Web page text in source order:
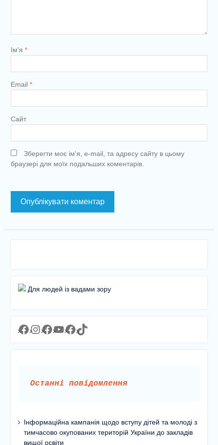
Ім'я *
Email *
Сайт
Зберегти моє ім'я, e-mail, та адресу сайту в цьому
браузері для моїх подальших коментарів.
Для людей із вадами зору
Facebook
Instagram
Facebook
YouTube
Facebook
https://www.tiktok.com/@lyceum1man?_t=8YJMx0RJgIf&_r=1
Останні повідомлення
Інформаційна кампанія щодо вступу дітей та молоді з
тимчасово окупованих територій України до закладів
вищої освіти